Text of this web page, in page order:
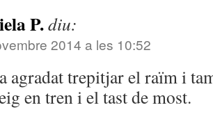
P.diu:
2014 a les 10:52
agradat trepitjar el raïm i
en tren i el tast de most.